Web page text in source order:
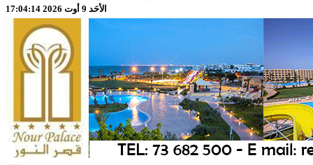
الأحَد 9 أوت 2026 17:04:16